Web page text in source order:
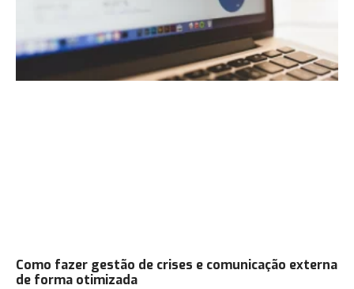
Como fazer gestão de crises e comunicação externa
de forma otimizada